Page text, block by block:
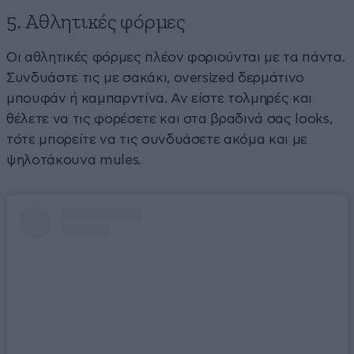
5. Αθλητικές φόρμες
Οι αθλητικές φόρμες πλέον φοριούνται με τα πάντα.
Συνδυάστε τις με σακάκι, oversized δερμάτινο
μπουφάν ή καμπαρντίνα. Αν είστε τολμηρές και
θέλετε να τις φορέσετε και στα βραδινά σας looks,
τότε μπορείτε να τις συνδυάσετε ακόμα και με
ψηλοτάκουνα mules.